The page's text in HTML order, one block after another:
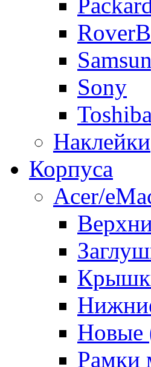
Sony
Toshiba
Наклейки
Корпуса
Acer/
Новые
Рамки